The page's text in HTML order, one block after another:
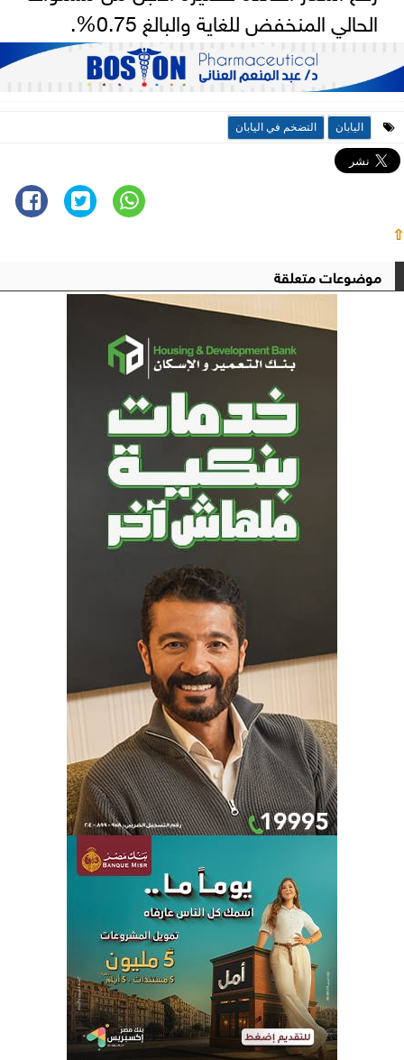
الحالي المنخفض للغاية والبالغ 0.75%.
اليابان التضخم في اليابان
⇧
موضوعات متعلقة